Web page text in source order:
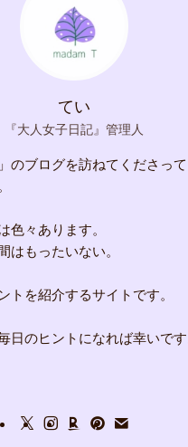
てい
『大人女子日記』管理人
のブログを訪ねてくださっ
色々あります。
はもったいない。
トを紹介するサイトです。
日のヒントになれば幸いです